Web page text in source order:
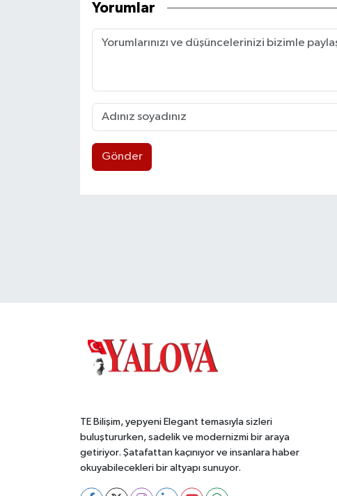
Yorumlar
Gönder
TE Bilişim, yepyeni Elegant temasıyla sizleri
buluştururken, sadelik ve modernizmi bir araya
getiriyor. Şatafattan kaçınıyor ve insanlara haber
okuyabilecekleri bir altyapı sunuyor.